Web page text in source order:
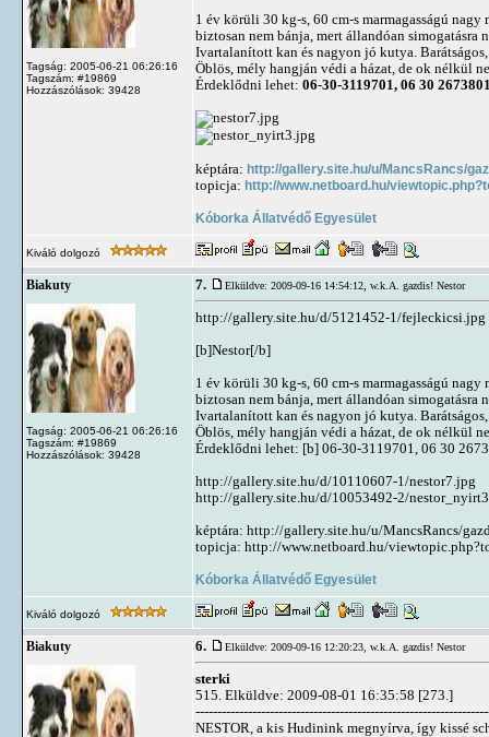
Tagság: 2005-06-21 06:26:16
Tagszám: #19869
Hozzászólások: 39428
1 év körüli 30 kg-s, 60 cm-s marmagasságú
biztosan nem bánja, mert állandóan simogatásra
Ivartalanított kan és nagyon jó kutya.
Öblös, mély hangján védi a házat, de ok nélkül
Érdeklődni lehet: 06-30-3119701, 06 30
képtára: http://gallery.site.hu/u/MancsRancs/
topicja: http://www.netboard.hu/
Kóborka Állatvédő Egyesület
Kiváló dolgozó
Biakuty
Tagság: 2005-06-21 06:26:16
Tagszám: #19869
Hozzászólások: 39428
7. Elküldve: 2009-09-16 14:54:12, w.k.A. gazdis! Nestor
http://gallery.site.hu/d/5121452-1/fejleckicsi.jpg
[b]Nestor[/b]
1 év körüli 30 kg-s, 60 cm-s marmagasságú
biztosan nem bánja, mert állandóan simogatásra
Ivartalanított kan és nagyon jó kutya.
Öblös, mély hangján védi a házat, de ok nélkül
Érdeklődni lehet: [b] 06-30-3119701, 06 30
http://gallery.site.hu/d/10110607-1/nestor7.jpg
http://gallery.site.hu/d/10053492-2/
képtára: http://gallery.site.hu/u/MancsRancs/
topicja: http://www.netboard.hu/
Kóborka Állatvédő Egyesület
Kiváló dolgozó
Biakuty 6. Elküldve: 2009-09-16 12:20:23, w.k.A. gazdis! Nestor
sterki
515. Elküldve: 2009-08-01 16:35:58 [273.]
NESTOR, a kis Hudinink megnyírva, így kissé